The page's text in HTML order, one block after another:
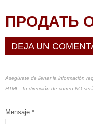
ПРОДАТЬ
DEJA UN
Asegúrate de llenar la información
HTML. Tu dirección de correo NO
Mensaje *